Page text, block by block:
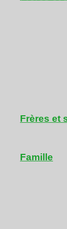
Frères et
Famille